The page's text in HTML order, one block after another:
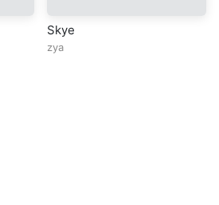
Skye
zya